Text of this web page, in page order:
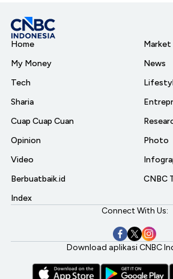
Home
My Money
Tech
Sharia
Cuap Cuap Cuan
Opinion
Video
Berbuatbaik.id
Index
Market
News
Photo
CNBC
Connect With Us:
Download aplikasi CNBC